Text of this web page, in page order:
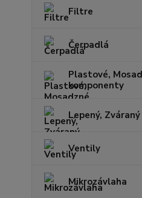
Filtre
Čerpadlá
Plastové,
komponenty
Lepený,
Ventily
Mikrozávlaha